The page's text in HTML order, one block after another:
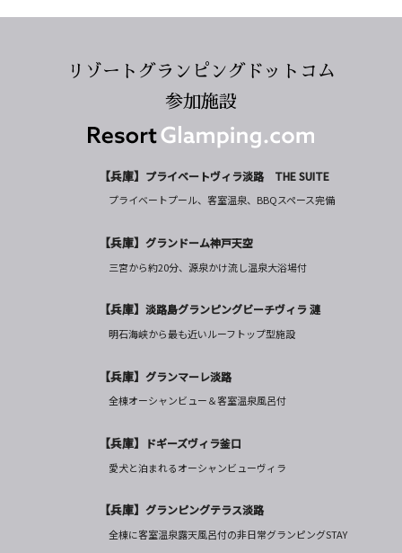
リゾートグランピングドットコム
参加施設
【兵庫】 プライベートヴィラ淡路 THE SUITE
プライベートプール、客室温泉、BBQスペース完備
【兵庫】 グランドーム神戸天空
三宮から約20分、源泉かけ流し温泉大浴場付
【兵庫】淡路島グランピングビーチヴィラ 漣
明石海峡から最も近いルーフトップ型施設
【兵庫】 グランマーレ淡路
全棟オーシャンビュー＆客室温泉風呂付
【兵庫】 ドギーズヴィラ釜口
愛犬と泊まれるオーシャンビューヴィラ
【兵庫】 グランピングテラス淡路
全棟に客室温泉露天風呂付の非日常グランピングSTAY